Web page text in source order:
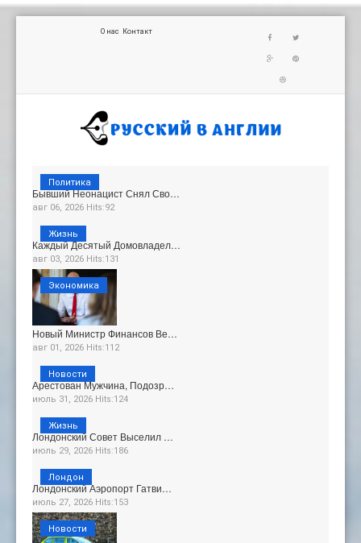
О нас Контакт
Бывший Неонацист Снял Сво…
авг 06, 2026 Hits:92
Политика
Каждый Десятый Домовладел…
авг 03, 2026 Hits:131
Жизнь
Новый Министр Финансов Ве…
авг 01, 2026 Hits:112
Экономика
Арестован Мужчина, Подозр…
июль 31, 2026 Hits:124
Новости
Лондонский Совет Выселил …
июль 29, 2026 Hits:186
Жизнь
Лондонский Аэропорт Гатви…
июль 27, 2026 Hits:153
Лондон
Новости